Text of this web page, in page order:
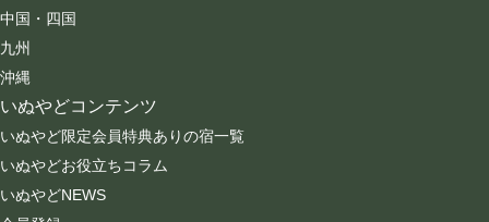
中国・四国
九州
沖縄
いぬやどコンテンツ
いぬやど限定会員特典ありの宿一覧
いぬやどお役立ちコラム
いぬやどNEWS